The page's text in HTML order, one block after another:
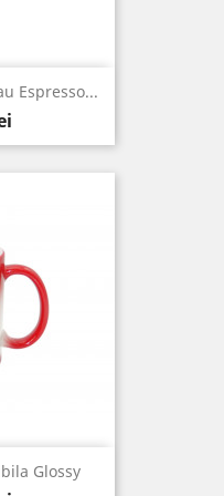
Espresso...
Glossy